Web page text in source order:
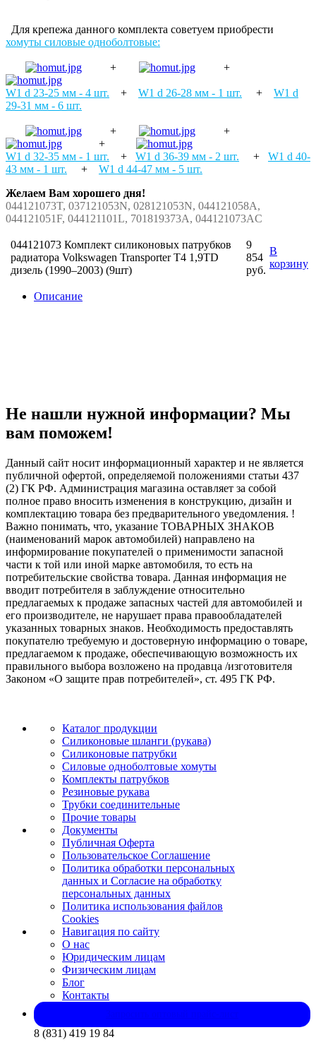
Для крепежа данного комплекта советуем приобрести
хомуты силовые одноболтовые:
+ +
W1 d 23-25 мм - 4 шт. + W1 d 26-28 мм - 1 шт. + W1 d
29-31 мм - 6 шт.
+
+
+
W1 d 32-35 мм - 1 шт. + W1 d 36-39 мм - 2 шт. + W1 d 40-
43 мм - 1 шт. + W1 d 44-47 мм - 5 шт.
Желаем Вам хорошего дня!
044121073T, 037121053N, 028121053N, 044121058A,
044121051F, 044121101L, 701819373A, 044121073AC
044121073 Комплект силиконовых патрубков
радиатора Volkswagen Transporter T4 1,9TD
дизель (1990–2003) (9шт)
9
854
руб.
В
корзину
Описание
Не нашли нужной информации? Мы
вам поможем!
Данный сайт носит информационный характер и не является
публичной офертой, определяемой положениями статьи 437
(2) ГК РФ. Администрация магазина оставляет за собой
полное право вносить изменения в конструкцию, дизайн и
комплектацию товара без предварительного уведомления. !
Важно понимать, что, указание ТОВАРНЫХ ЗНАКОВ
(наименований марок автомобилей) направлено на
информирование покупателей о применимости запасной
части к той или иной марке автомобиля, то есть на
потребительские свойства товара. Данная информация не
вводит потребителя в заблуждение относительно
предлагаемых к продаже запасных частей для автомобилей и
его производителе, не нарушает права правообладателей
указанных товарных знаков. Необходимость предоставлять
покупателю требуемую и достоверную информацию о товаре,
предлагаемом к продаже, обеспечивающую возможность их
правильного выбора возложено на продавца /изготовителя
Законом «О защите прав потребителей», ст. 495 ГК РФ.
Каталог продукции
Силиконовые шланги (рукава)
Силиконовые патрубки
Силовые одноболтовые хомуты
Комплекты патрубков
Резиновые рукава
Трубки соединительные
Прочие товары
Документы
Публичная Оферта
Пользовательское Соглашение
Политика обработки персональных
данных и Согласие на обработку
персональных данных
Политика использования файлов
Cookies
Навигация по сайту
О нас
Юридическим лицам
Физическим лицам
Блог
Контакты
8 (831) 419 19 84